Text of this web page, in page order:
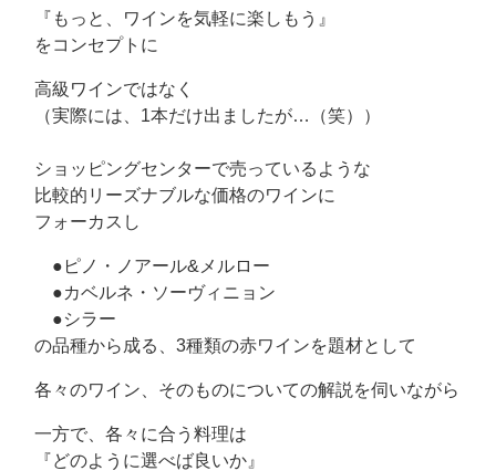
『もっと、ワインを気軽に楽しもう』
をコンセプトに
高級ワインではなく
（実際には、1本だけ出ましたが…（笑））
ショッピングセンターで売っているような
比較的リーズナブルな価格のワインに
フォーカスし
●ピノ・ノアール&メルロー
●カベルネ・ソーヴィニョン
●シラー
の品種から成る、3種類の赤ワインを題材として
各々のワイン、そのものについての解説を伺いながら
一方で、各々に合う料理は
『どのように選べば良いか』